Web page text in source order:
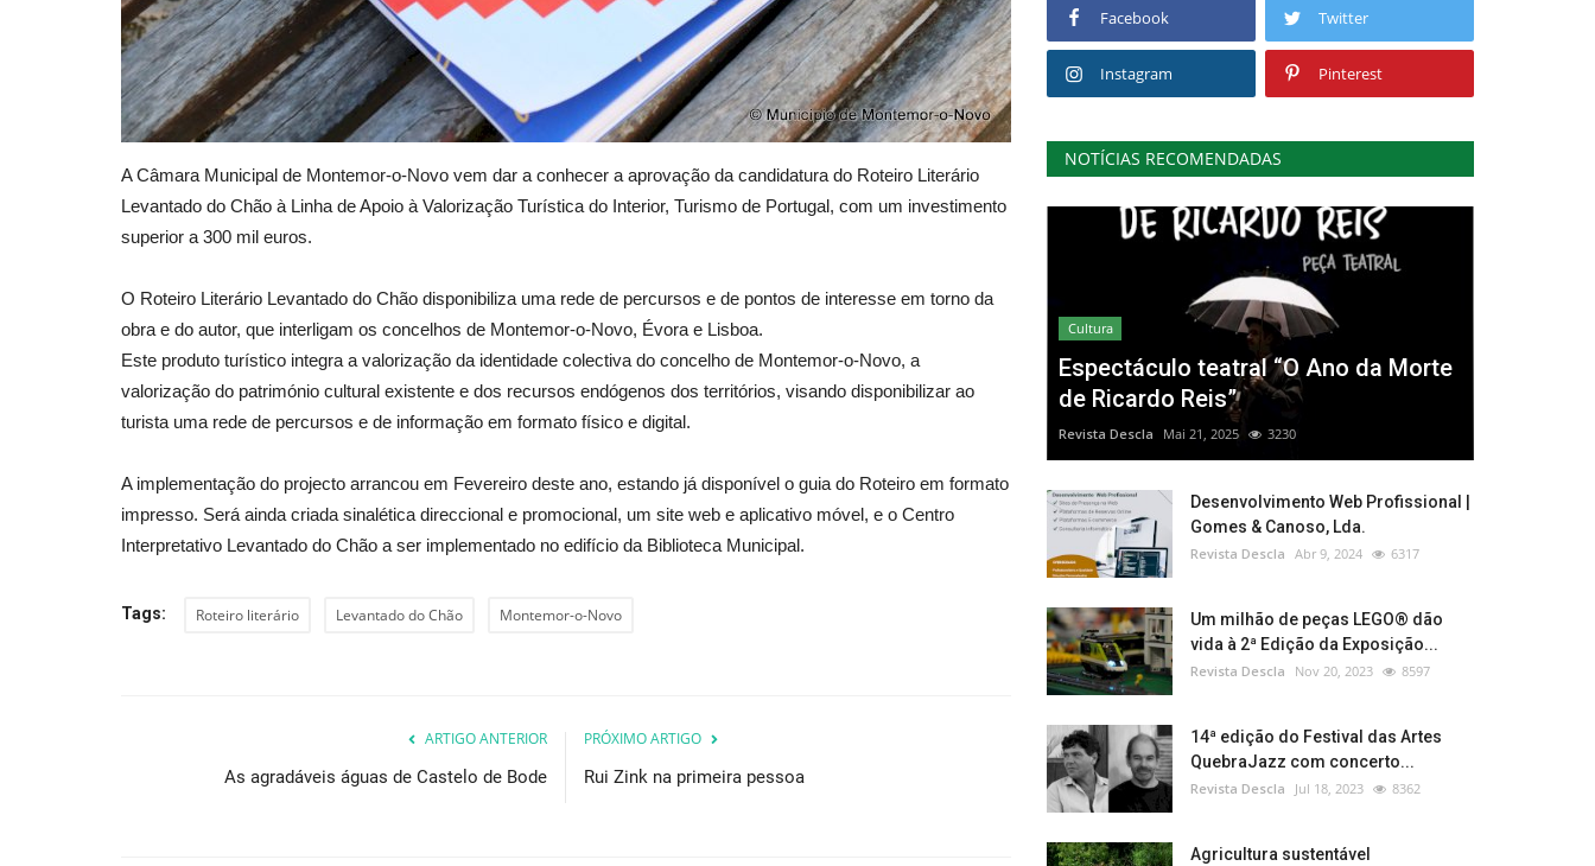
A Câmara Municipal de Montemor-o-Novo vem dar a conhecer a aprovação da candidatura do Roteiro Literário
Levantado do Chão à Linha de Apoio à Valorização Turística do Interior, Turismo de Portugal, com um investimento
superior a 300 mil euros.
O Roteiro Literário Levantado do Chão disponibiliza uma rede de percursos e de pontos de interesse em torno da
obra e do autor, que interligam os concelhos de Montemor-o-Novo, Évora e Lisboa.
Este produto turístico integra a valorização da identidade colectiva do concelho de Montemor-o-Novo, a
valorização do património cultural existente e dos recursos endógenos dos territórios, visando disponibilizar ao
turista uma rede de percursos e de informação em formato físico e digital.
A implementação do projecto arrancou em Fevereiro deste ano, estando já disponível o guia do Roteiro em formato
impresso. Será ainda criada sinalética direccional e promocional, um site web e aplicativo móvel, e o Centro
Interpretativo Levantado do Chão a ser implementado no edifício da Biblioteca Municipal.
Tags: Roteiro literário Levantado do Chão Montemor-o-Novo
ARTIGO ANTERIOR
As agradáveis águas de Castelo de Bode
PRÓXIMO ARTIGO
Rui Zink na primeira pessoa
Facebook Twitter
Instagram Pinterest
NOTÍCIAS RECOMENDADAS
Cultura
Espectáculo teatral “O Ano da Morte
de Ricardo Reis”
Revista Descla Mai 21, 2025 3230
Desenvolvimento Web Profissional |
Gomes & Canoso, Lda.
Revista Descla Abr 9, 2024 6317
Um milhão de peças LEGO® dão
vida à 2ª Edição da Exposição...
Revista Descla Nov 20, 2023 8597
14ª edição do Festival das Artes
QuebraJazz com concerto...
Revista Descla Jul 18, 2023 8362
Agricultura sustentável